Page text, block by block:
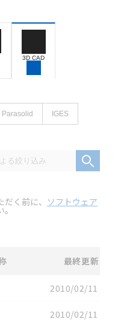
3D CAD
Parasolid IGES
く前に、 ソフトウェア
最終更新
2010/02/11
2010/02/11